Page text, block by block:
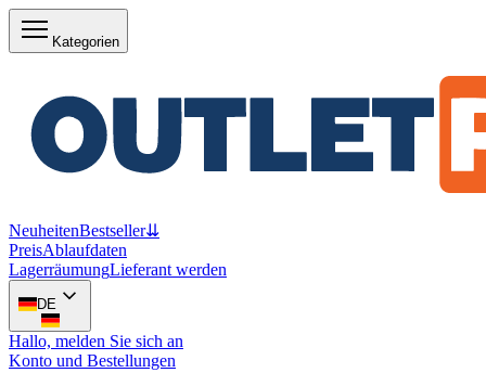
Kategorien
NeuheitenBestseller⇊
PreisAblaufdaten
LagerräumungLieferant werden
DE
Hallo, melden Sie sich an
Konto und Bestellungen